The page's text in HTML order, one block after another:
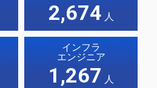
2,674 人
インフラ
エンジニア
1,267 人